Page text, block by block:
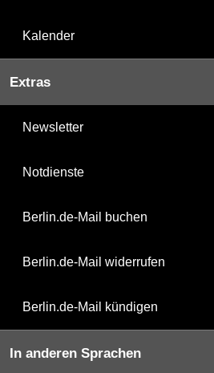
Kalender
Extras
Newsletter
Notdienste
Berlin.de-Mail buchen
Berlin.de-Mail widerrufen
Berlin.de-Mail kündigen
In anderen Sprachen